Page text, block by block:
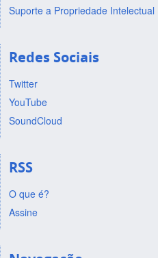
Suporte a Propriedade Intelectual
Redes Sociais
Twitter
YouTube
SoundCloud
RSS
O que é?
Assine